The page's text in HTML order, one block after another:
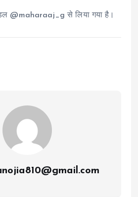
@maharaaj_g से लिया गया है।